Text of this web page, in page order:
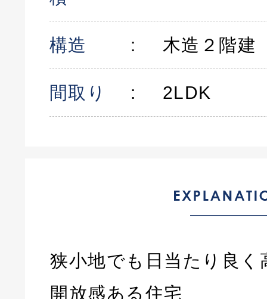
構造 木造２階建
間取り 2LDK
狭小地でも日当たり良く
開放感ある住宅